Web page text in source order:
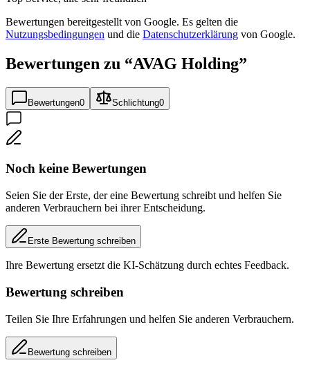
Bewertungen bereitgestellt von Google. Es gelten die
Nutzungsbedingungen und die Datenschutzerklärung von Google.
Bewertungen zu “AVAG Holding”
Bewertungen0 Schlichtung0
Noch keine Bewertungen
Seien Sie der Erste, der eine Bewertung schreibt und helfen Sie
anderen Verbrauchern bei ihrer Entscheidung.
Erste Bewertung schreiben
Ihre Bewertung ersetzt die KI-Schätzung durch echtes Feedback.
Bewertung schreiben
Teilen Sie Ihre Erfahrungen und helfen Sie anderen Verbrauchern.
Bewertung schreiben